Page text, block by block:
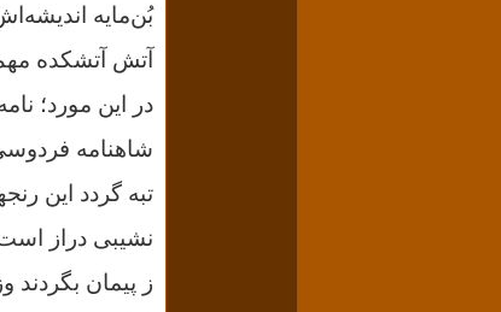
بُن‌مایه
آتش آتشکده
در این مورد؛
شاهنامه
تبه گردد این
نشیبی دراز
ز پیمان بگردند